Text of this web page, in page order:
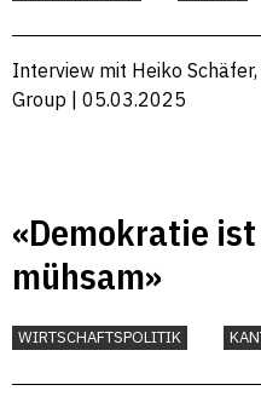
Interview mit Heiko
Group | 05.03.2025
«Demokratie
mühsam»
WIRTSCHAFTSPOLITIK